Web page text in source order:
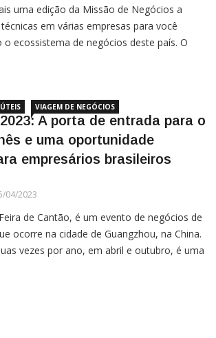
uma edição da Missão de Negócios a
em várias empresas para você
ecossistema de negócios deste país. O
VIAGEM DE NEGÓCIOS
A porta de entrada para o
e uma oportunidade
empresários brasileiros
04/2023
de Cantão, é um evento de negócios de
ocorre na cidade de Guangzhou, na China.
vezes por ano, em abril e outubro, é uma